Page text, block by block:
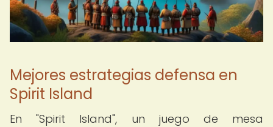
Mejores estrategias defensa en
Spirit Island
En "Spirit Island", un juego de mesa